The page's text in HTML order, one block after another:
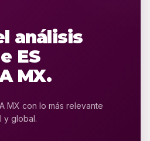
análisis
ES
MX.
MX con lo más relevante
y global.